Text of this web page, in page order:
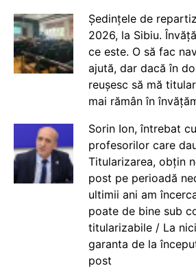
Ședințele de
2026, la Sibiu.
ce este. O să fac
ajută, dar dacă în
reușesc să mă
mai rămân în
Sorin Ion, întrebat
profesorilor care
Titularizarea, obțin
post pe perioadă
ultimii ani am
poate de bine sub
titularizabile / La
garanta de la
post